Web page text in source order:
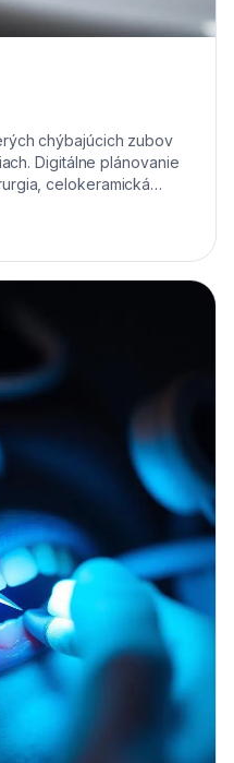
chýbajúcich zubov
Digitálne plánovanie
celokeramická